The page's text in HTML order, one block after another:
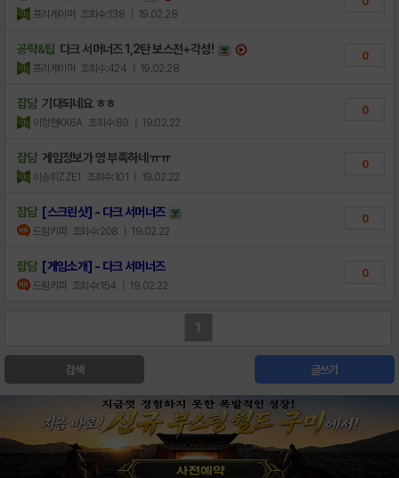
프리게이머 조회수:138 | 19.02.28
공략&팁 다크 서머너즈 1,2탄 보스전+각성!
프리게이머 조회수:424 | 19.02.28
0
잡담 기대되네요 ㅎㅎ
이정현KK6A 조회수:89 | 19.02.22
0
잡담 게임정보가 영 부족하네 ㅠㅠ
이승휘ZZE1 조회수:101 | 19.02.22
0
잡담 [스크린샷] - 다크 서머너즈
드림키퍼 조회수:208 | 19.02.22
0
잡담 [게임소개] - 다크 서머너즈
드림키퍼 조회수:154 | 19.02.22
0
1
검색 글쓰기